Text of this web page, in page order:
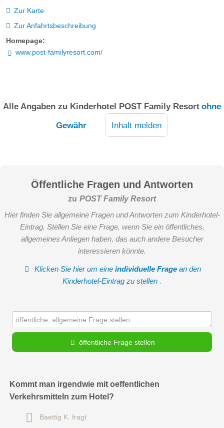
Zur Karte
Zur Anfahrtsbeschreibung
Homepage:
www.post-familyresort.com/
Alle Angaben zu Kinderhotel POST Family Resort ohne
Gewähr
Inhalt melden
Öffentliche Fragen und Antworten
zu POST Family Resort
Hier finden Sie allgemeine Fragen und Antworten zum Kinderhotel-
Eintrag. Stellen Sie eine Frage, wenn Sie ein öffentliches,
allgemeines Anliegen haben, das auch andere Besucher
interessieren könnte.
Klicken Sie hier um eineindividuelle Frage an den
Kinderhotel-Eintrag zu stellen .
öffentliche Frage stellen
Kommt man irgendwie mit oeffentlichen
Verkehrsmitteln zum Hotel?
Baettig K. fragt